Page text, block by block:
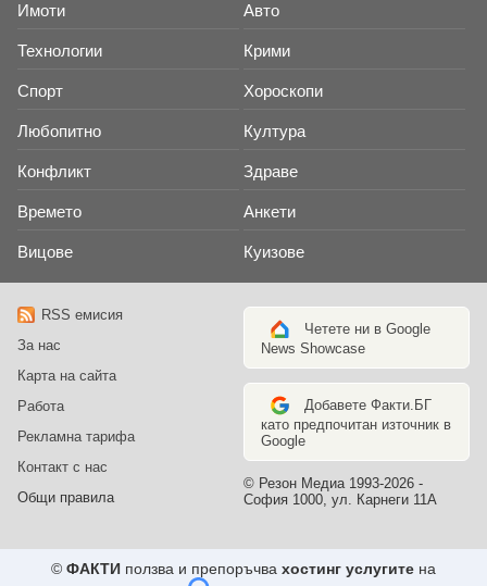
Имоти Авто
Технологии Крими
Спорт Хороскопи
Любопитно Култура
Конфликт Здраве
Времето Анкети
Вицове Куизове
RSS емисия
За нас
Карта на сайта
Работа
Рекламна тарифа
Контакт с нас
Общи правила
Четете ни в Google
News Showcase
Добавете Факти.БГ
като предпочитан източник в
Google
© Резон Медиа 1993-2026 -
София 1000, ул. Карнеги 11А
© ФАКТИ ползва и препоръчва хостинг услугите на